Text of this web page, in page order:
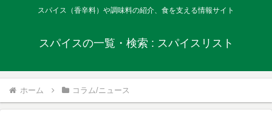
スパイス（香辛料）や調味料の紹介、食を支える情報サイト
スパイスの一覧・検索 : スパイスリスト
ホーム コラム/ニュース